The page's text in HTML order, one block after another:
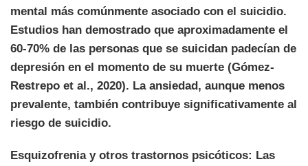
mental más comúnmente asociado con el suicidio.
Estudios han demostrado que aproximadamente el
60-70% de las personas que se suicidan padecían de
depresión en el momento de su muerte (Gómez-
Restrepo et al., 2020). La ansiedad, aunque menos
prevalente, también contribuye significativamente al
riesgo de suicidio.
Esquizofrenia y otros trastornos psicóticos: Las